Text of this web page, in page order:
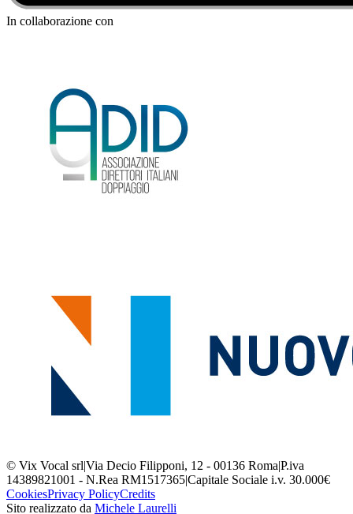
In collaborazione con
© Vix Vocal srl|Via Decio Filipponi, 12 - 00136 Roma|P.iva
14389821001 - N.Rea RM1517365|Capitale Sociale i.v. 30.000€
CookiesPrivacy PolicyCredits
Sito realizzato da Michele Laurelli